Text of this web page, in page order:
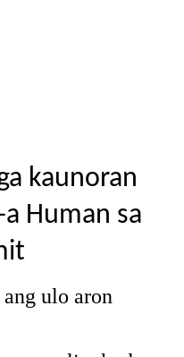
kaunoran
Human sa
ulo aron